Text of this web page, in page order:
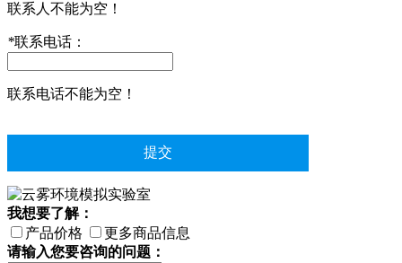
联系人不能为空！
*联系电话：
联系电话不能为空！
我想要了解：
产品价格
更多商品信息
请输入您要咨询的问题：